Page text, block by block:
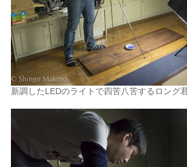
新調したLEDのライトで四苦八苦するロング